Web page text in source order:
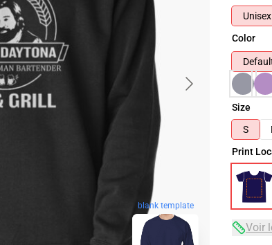
blank template
Unisex
Color
Size
S
Print
Voir